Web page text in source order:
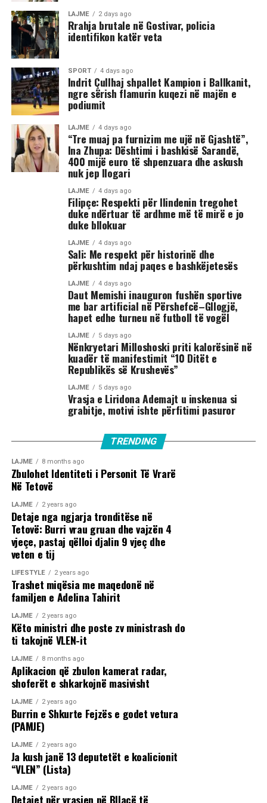
ka rënë në tokë dhe ka mbetur i palëvizshëm.
Përkundër faktit se po shtrihej në rrugë, në incizim
shihet se sulmi ka vazhduar me goditje të shumta ndaj
trupit të tij, gjë që ka shkaktuar reagime dhe dënime të
ashpra në rrjetet sociale.(INA)
LAJME 2 days ago
Rrahja brutale në Gostivar, policia
identifikon katër veta
SPORT 4 days ago
Indrit Çullhaj shpallet Kampion i Ballkanit,
ngre sërish flamurin kuqezi në majën e
podiumit
LAJME 4 days ago
“Tre muaj pa furnizim me ujë në Gjashtë”,
Ina Zhupa: Dështimi i bashkisë Sarandë,
400 mijë euro të shpenzuara dhe askush
nuk jep llogari
LAJME 4 days ago
Filipçe: Respekti për Ilindenin tregohet
duke ndërtuar të ardhme më të mirë e jo
duke bllokuar
LAJME 4 days ago
Sali: Me respekt për historinë dhe
përkushtim ndaj paqes e bashkëjetesës
LAJME 4 days ago
Daut Memishi inauguron fushën sportive
me bar artificial në Përshefcë–Gllogjë,
hapet edhe turneu në futboll të vogël
LAJME 5 days ago
Nënkryetari Milloshoski priti kalorësinë në
kuadër të manifestimit “10 Ditët e
Republikës së Krushevës”
LAJME 5 days ago
Vrasja e Liridona Ademajt u inskenua si
grabitje, motivi ishte përfitimi pasuror
TRENDING
LAJME 8 months ago
Zbulohet Identiteti i Personit Të Vrarë
Në Tetovë
LAJME 2 years ago
Detaje nga ngjarja tronditëse në
Tetovë: Burri vrau gruan dhe vajzën 4
vjeçe, pastaj qëlloi djalin 9 vjeç dhe
veten e tij
LIFESTYLE 2 years ago
Trashet miqësia me maqedonë në
familjen e Adelina Tahirit
LAJME 2 years ago
Këto ministri dhe poste zv ministrash do
ti takojnë VLEN-it
LAJME 8 months ago
Aplikacion që zbulon kamerat radar,
shoferët e shkarkojnë masivisht
LAJME 2 years ago
Burrin e Shkurte Fejzës e godet vetura
(PAMJE)
LAJME 2 years ago
Ja kush janë 13 deputetët e koalicionit
“VLEN” (Lista)
LAJME 2 years ago
Detajet për vrasjen në Bllacë të